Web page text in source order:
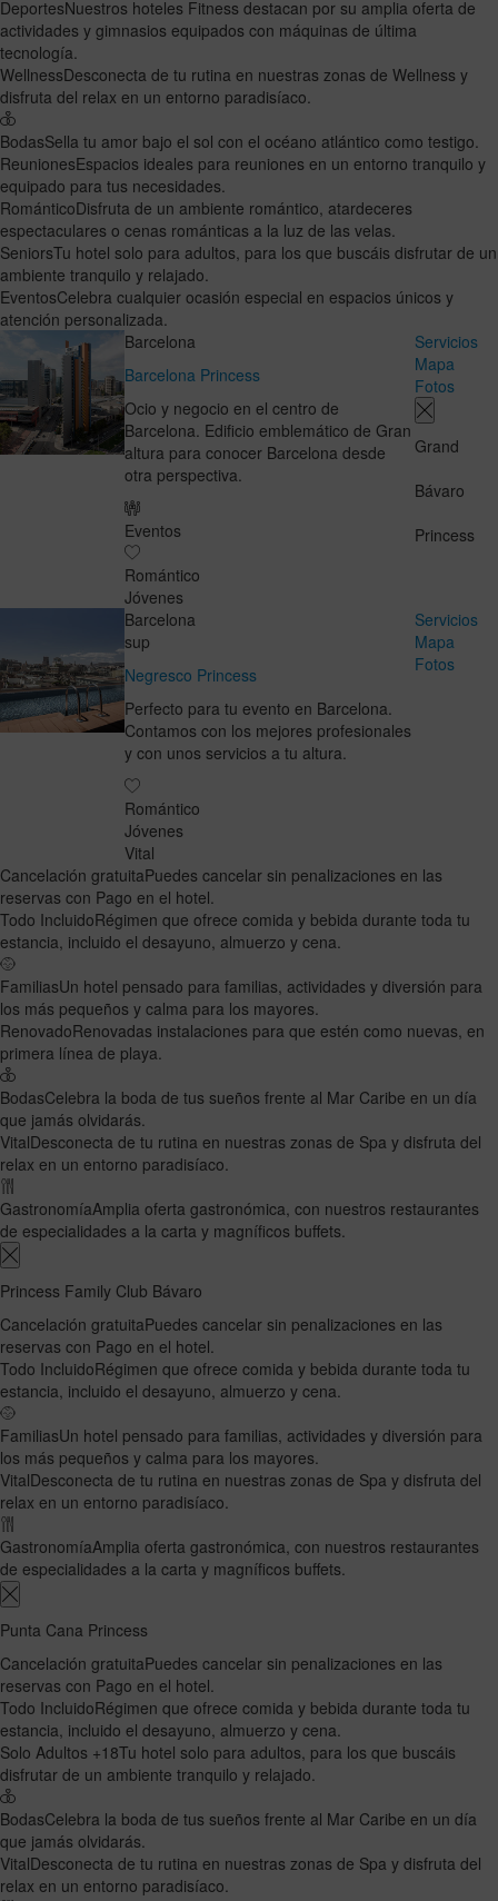
DeportesNuestros hoteles Fitness destacan por su amplia oferta de
actividades y gimnasios equipados con máquinas de última
tecnología.
WellnessDesconecta de tu rutina en nuestras zonas de Wellness y
disfruta del relax en un entorno paradisíaco.
BodasSella tu amor bajo el sol con el océano atlántico como testigo.
ReunionesEspacios ideales para reuniones en un entorno tranquilo y
equipado para tus necesidades.
RománticoDisfruta de un ambiente romántico, atardeceres
espectaculares o cenas románticas a la luz de las velas.
SeniorsTu hotel solo para adultos, para los que buscáis disfrutar de un
ambiente tranquilo y relajado.
EventosCelebra cualquier ocasión especial en espacios únicos y
atención personalizada.
Barcelona
Barcelona Princess
Ocio y negocio en el centro de
Barcelona. Edificio emblemático de Gran
altura para conocer Barcelona desde
otra perspectiva.
Eventos
Romántico
Jóvenes
Servicios
Mapa
Fotos
Barcelona
sup
Negresco Princess
Perfecto para tu evento en Barcelona.
Contamos con los mejores profesionales
y con unos servicios a tu altura.
Romántico
Jóvenes
Vital
Servicios
Mapa
Fotos
Grand
Bávaro
Princess
Cancelación gratuitaPuedes cancelar sin penalizaciones en las
reservas con Pago en el hotel.
Todo IncluidoRégimen que ofrece comida y bebida durante toda tu
estancia, incluido el desayuno, almuerzo y cena.
FamiliasUn hotel pensado para familias, actividades y diversión para
los más pequeños y calma para los mayores.
RenovadoRenovadas instalaciones para que estén como nuevas, en
primera línea de playa.
BodasCelebra la boda de tus sueños frente al Mar Caribe en un día
que jamás olvidarás.
VitalDesconecta de tu rutina en nuestras zonas de Spa y disfruta del
relax en un entorno paradisíaco.
GastronomíaAmplia oferta gastronómica, con nuestros restaurantes
de especialidades a la carta y magníficos buffets.
Princess Family Club Bávaro
Cancelación gratuitaPuedes cancelar sin penalizaciones en las
reservas con Pago en el hotel.
Todo IncluidoRégimen que ofrece comida y bebida durante toda tu
estancia, incluido el desayuno, almuerzo y cena.
FamiliasUn hotel pensado para familias, actividades y diversión para
los más pequeños y calma para los mayores.
VitalDesconecta de tu rutina en nuestras zonas de Spa y disfruta del
relax en un entorno paradisíaco.
GastronomíaAmplia oferta gastronómica, con nuestros restaurantes
de especialidades a la carta y magníficos buffets.
Punta Cana Princess
Cancelación gratuitaPuedes cancelar sin penalizaciones en las
reservas con Pago en el hotel.
Todo IncluidoRégimen que ofrece comida y bebida durante toda tu
estancia, incluido el desayuno, almuerzo y cena.
Solo Adultos +18Tu hotel solo para adultos, para los que buscáis
disfrutar de un ambiente tranquilo y relajado.
BodasCelebra la boda de tus sueños frente al Mar Caribe en un día
que jamás olvidarás.
VitalDesconecta de tu rutina en nuestras zonas de Spa y disfruta del
relax en un entorno paradisíaco.